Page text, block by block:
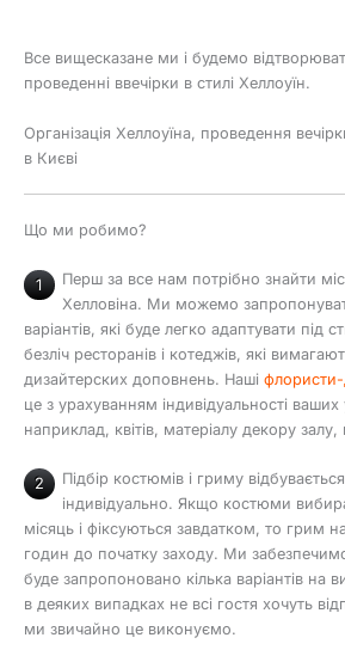
Все вищесказане ми і будемо
проведенні ввечірки в стилі Хеллоуїн.
Організація Хеллоуїна, проведення
в Києві
Що ми робимо?
1
Перш за все нам потрібно знайти
Хелловіна. Ми можемо
варіантів, які буде легко адаптувати під
безліч ресторанів і котеджів, які
дизайтерских доповнень. Наші
це з урахуванням індивідуальності
наприклад, квітів, матеріалу декору залу,
2
Підбір костюмів і гриму
індивідуально. Якщо костюми
місяць і фіксуються завдатком, то грим
годин до початку заходу. Ми
буде запропоновано кілька варіантів на
в деяких випадках не всі гостя хочуть
ми звичайно це виконуємо.